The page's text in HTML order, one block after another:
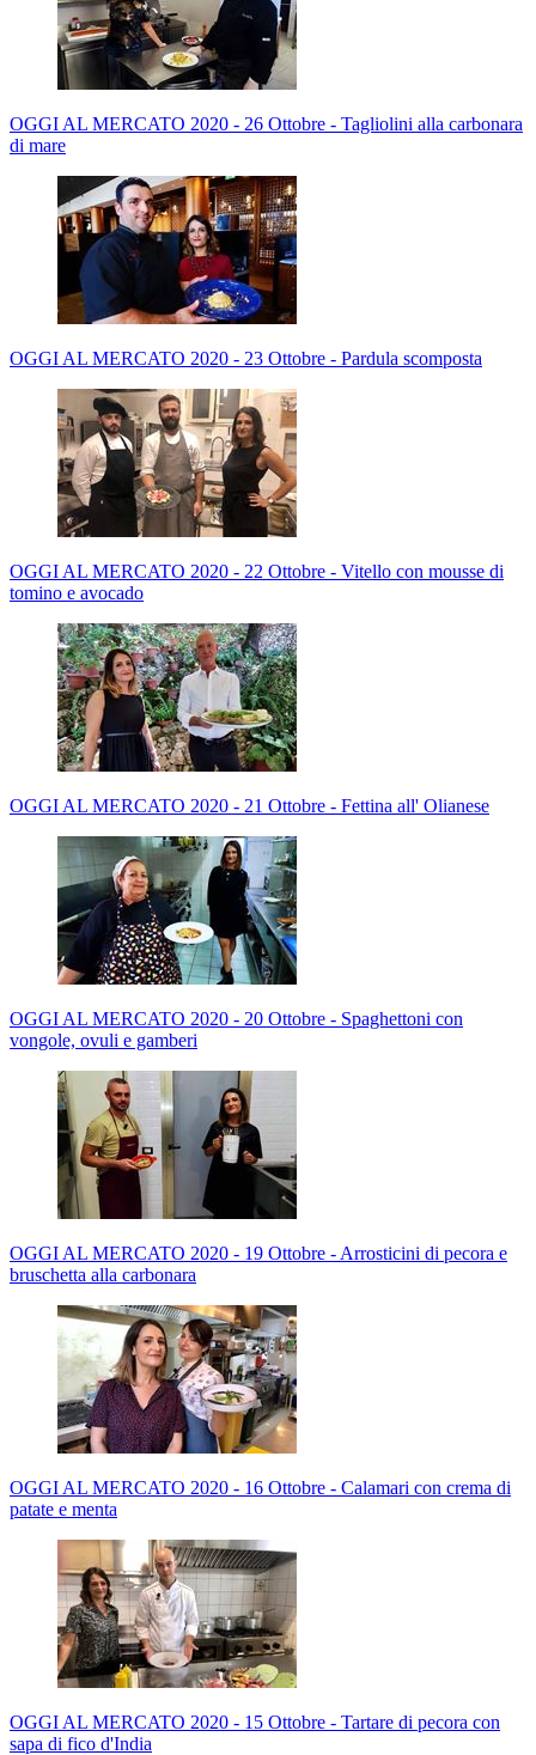
OGGI AL MERCATO 2020 - 26 Ottobre - Tagliolini alla carbonara
di mare
OGGI AL MERCATO 2020 - 23 Ottobre - Pardula scomposta
OGGI AL MERCATO 2020 - 22 Ottobre - Vitello con mousse di
tomino e avocado
OGGI AL MERCATO 2020 - 21 Ottobre - Fettina all' Olianese
OGGI AL MERCATO 2020 - 20 Ottobre - Spaghettoni con
vongole, ovuli e gamberi
OGGI AL MERCATO 2020 - 19 Ottobre - Arrosticini di pecora e
bruschetta alla carbonara
OGGI AL MERCATO 2020 - 16 Ottobre - Calamari con crema di
patate e menta
OGGI AL MERCATO 2020 - 15 Ottobre - Tartare di pecora con
sapa di fico d'India